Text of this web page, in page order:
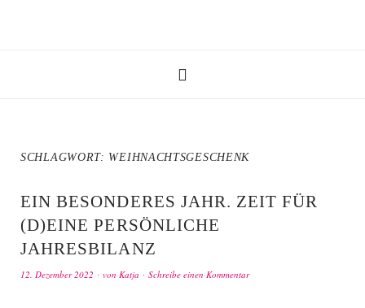
SCHLAGWORT: WEIHNACHTSGESCHENK
EIN BESONDERES JAHR. ZEIT FÜR
(D)EINE PERSÖNLICHE
JAHRESBILANZ
12. Dezember 2022 von Katja Schreibe einen Kommentar